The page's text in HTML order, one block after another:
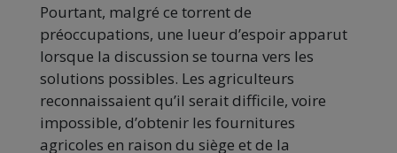
Pourtant, malgré ce torrent de
préoccupations, une lueur d’espoir apparut
lorsque la discussion se tourna vers les
solutions possibles. Les agriculteurs
reconnaissaient qu’il serait difficile, voire
impossible, d’obtenir les fournitures
agricoles en raison du siège et de la